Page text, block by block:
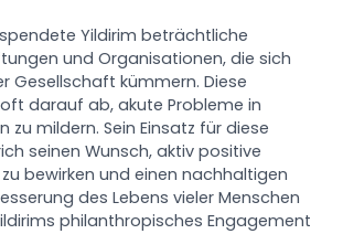
Yildirim beträchtliche
und Organisationen, die sich
Gesellschaft kümmern. Diese
darauf ab, akute Probleme in
zu mildern. Sein Einsatz für diese
seinen Wunsch, aktiv positive
bewirken und einen nachhaltigen
des Lebens vieler Menschen
philanthropisches Engagement